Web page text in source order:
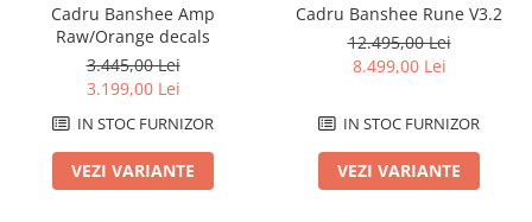
Furci cu suspensie
Ghidaje și întinzătoare lanț
Ghidoane și atașabile
Jante
Lanțuri
Za conectare rapidă
Cadru Banshee Amp
Raw/Orange decals
3.445,00 Lei
3.199,00 Lei
IN STOC FURNIZOR
VEZI VARIANTE
Cadru Banshee Rune V3.2
12.495,00 Lei
8.499,00 Lei
IN STOC FURNIZOR
VEZI VARIANTE